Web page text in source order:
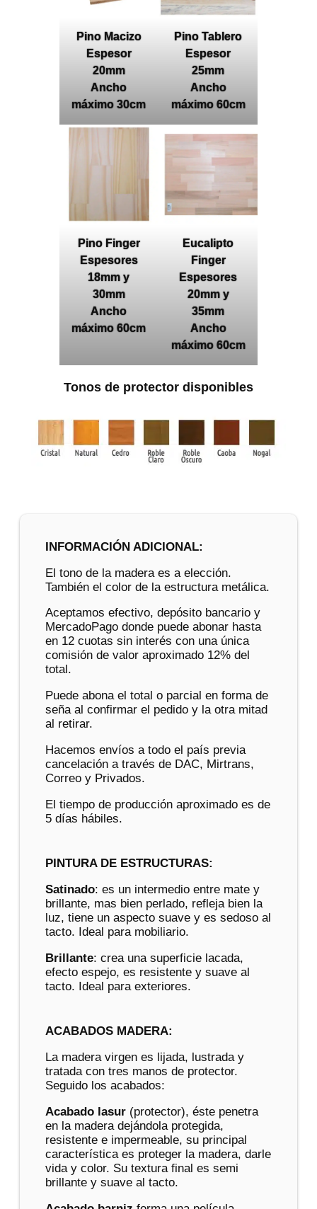
Pino Macizo
Espesor
20mm
Ancho
máximo 30cm
Pino Tablero
Espesor
25mm
Ancho
máximo 60cm
Pino Finger
Espesores
18mm y
30mm
Ancho
máximo 60cm
Eucalipto
Finger
Espesores
20mm y
35mm
Ancho
máximo 60cm
Tonos de protector disponibles
INFORMACIÓN ADICIONAL:
El tono de la madera es a elección.
También el color de la estructura metálica.
Aceptamos efectivo, depósito bancario y
MercadoPago donde puede abonar hasta
en 12 cuotas sin interés con una única
comisión de valor aproximado 12% del
total.
Puede abona el total o parcial en forma de
seña al confirmar el pedido y la otra mitad
al retirar.
Hacemos envíos a todo el país previa
cancelación a través de DAC, Mirtrans,
Correo y Privados.
El tiempo de producción aproximado es de
5 días hábiles.
PINTURA DE ESTRUCTURAS:
Satinado: es un intermedio entre mate y
brillante, mas bien perlado, refleja bien la
luz, tiene un aspecto suave y es sedoso al
tacto. Ideal para mobiliario.
Brillante: crea una superficie lacada,
efecto espejo, es resistente y suave al
tacto. Ideal para exteriores.
ACABADOS MADERA:
La madera virgen es lijada, lustrada y
tratada con tres manos de protector.
Seguido los acabados:
Acabado lasur(protector), éste penetra
en la madera dejándola protegida,
resistente e impermeable, su principal
característica es proteger la madera, darle
vida y color. Su textura final es semi
brillante y suave al tacto.